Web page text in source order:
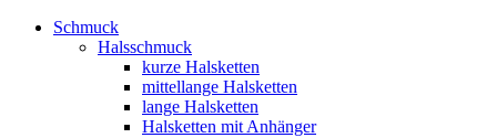
Schmuck
Halsschmuck
kurze Halsketten
mittellange Halsketten
lange Halsketten
Halsketten mit Anhänger